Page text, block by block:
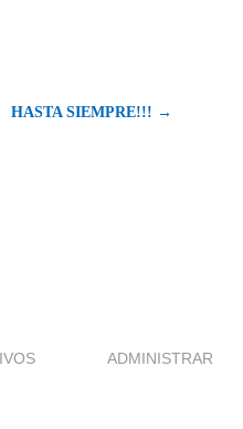
HASTA SIEMPRE!!! →
ADMINISTRAR